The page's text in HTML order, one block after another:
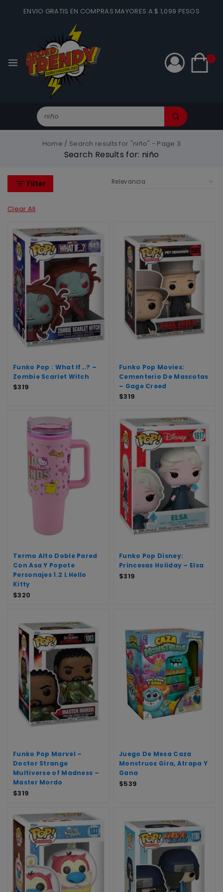
ENVIO GRATIS EN COMPRAS MAYORES A $ 1,099 PESOS
0
Home / Search results for "niño" - Page 3
Search Results for: niño
Filter
Clear All
Funko Pop : What If…? –
Zombie Scarlet Witch
$319
Funko Pop Movies:
Cementerio De Mascotas
– Gage Creed
$319
Termo Alto Doble Pared
Con Asa Y Popote
Personajes 1.2 L Hello
Kitty
$320
Funko Pop Disney:
Princesas Holiday – Elsa
$319
Funko Pop Marvel –
Doctor Strange
Multiverse of Madness –
Master Mordo
$319
Juego De Mesa Caza
Monstruos Gira, Atrapa Y
Gana
$539